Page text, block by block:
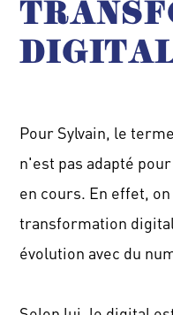
Pour Sylvain, le terme
n'est pas adapté
en cours. En effet,
transformation
évolution avec du